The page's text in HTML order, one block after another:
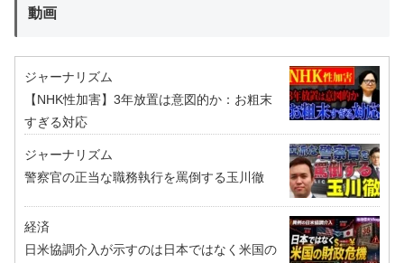
動画
ジャーナリズム
【NHK性加害】3年放置は意図的か：お粗末
すぎる対応
ジャーナリズム
警察官の正当な職務執行を罵倒する玉川徹
経済
日米協調介入が示すのは日本ではなく米国の